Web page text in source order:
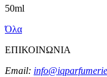
50ml
Όλα
ΕΠΙΚΟΙΝΩΝΙΑ
Email: